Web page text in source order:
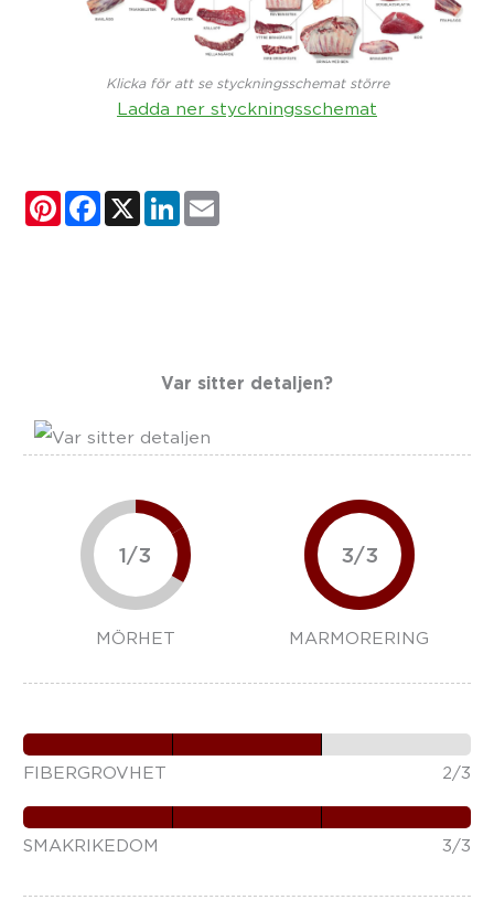
Klicka för att se styckningsschemat större
Ladda ner styckningsschemat
PinterestFacebook
X LinkedIn
Var sitter detaljen?
1/3
MÖRHET
3/3
MARMORERING
FIBERGROVHET 2/3
SMAKRIKEDOM 3/3